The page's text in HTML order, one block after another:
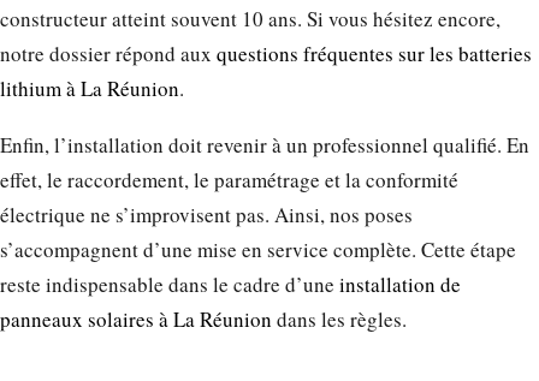
constructeur atteint souvent 10 ans. Si vous hésitez encore,
notre dossier répond aux questions fréquentes sur les batteries
lithium à La Réunion.
Enfin, l’installation doit revenir à un professionnel qualifié. En
effet, le raccordement, le paramétrage et la conformité
électrique ne s’improvisent pas. Ainsi, nos poses
s’accompagnent d’une mise en service complète. Cette étape
reste indispensable dans le cadre d’une installation de
panneaux solaires à La Réunion dans les règles.